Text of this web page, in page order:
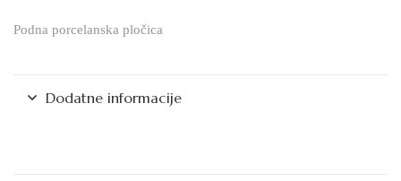
Podna porcelanska pločica
Dodatne informacije